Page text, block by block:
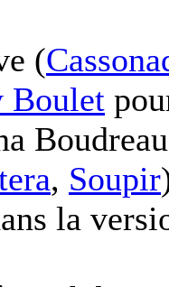
(
Boulet
, Soupir
la